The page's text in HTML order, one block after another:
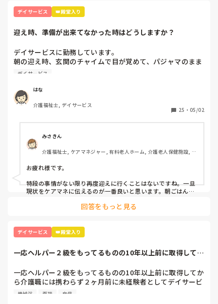
参考になるといいのですが。
デイサービス 👑殿堂入り
迎え時、準備が出来てなかった時はどうしますか？
デイサービスに勤務しています。
朝の迎え時、玄関のチャイムで目が覚めて、パジャマのまま
で出てくる利用者様がいます。朝ごはんや、着替えに時間が
あります。一人暮らしで、隣に家族様が住んでいますが、な
かなか協力をしていただけません。
デイサービス勤務の方、再度迎えに行ったりすることはあり
このような場合、どう対処したらいいでしょうか。アドバイ
スがあれば、教えていただきたいです。
デイサービス
はな
介護福祉士, デイサービス
25 ・ 05/02
みさきん
介護福祉士, ケアマネジャー, 有料老人ホーム, 介護老人保健施設, グ
お疲れ様です。
特段の事情がない限り再度迎えに行くことはないですね。一旦
現状をケアマネに伝えるのが一番良いと思います。朝ごはんや
回答をもっと見る
デイサービス 👑殿堂入り
一応ヘルパー２級をもってるものの10年以上前に取得してか
一応ヘルパー２級をもってるものの10年以上前に取得してか
ら介護職には携わらず２ヶ月前に未経験者としてデイサービ
スで勤めてます。
機械浴 面談 自信